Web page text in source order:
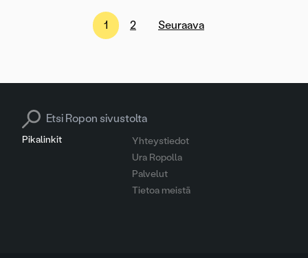
Artikkelien
1 2 Seuraava
Pikalinkit
Yhteystiedot
Ura Ropolla
Palvelut
Tietoa meistä
Search for: